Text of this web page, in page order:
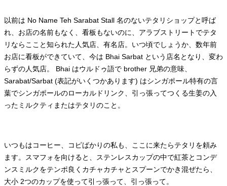
以前は No Name Teh Sarabat Stall 名のないテタリショップと呼ば
れ、お店の名前もなく、看板もないのに、アラブストリートでテタ
リならここと知られた人気店、有名店。いつ頃でしょうか、数年前
お店に看板ができていて、今は Bhai Sarbat という店名となり、変わ
らずの人気店。 Bhai はウルドゥ語で brother 兄弟の意味、
Sarabat/Sarbat (表記がいくつかあります) はシンガポール特有の言
葉でシンガポールのローカルドリンク、引っ張ってつくる生姜の入
ったミルクティまたはテタリのこと。
いつもはコーヒー、コピばかりの私も、ここに来たらテタリを頼み
ます。スマフォを向けると、ステンレスカップの中で紅茶とコンデ
ンスミルクをテンポ良くカチャカチャとスプーンでかき混ぜたら、
大小 2つのカップを使って引っ張って、引っ張って。